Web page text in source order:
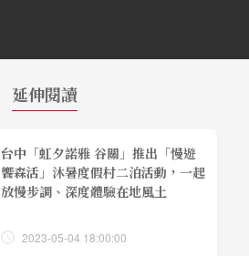
延伸閱讀
台中「虹夕諾雅 谷關」推出「慢遊
饗森活」沐暑度假村二泊活動，一起
放慢步調、深度體驗在地風土
2023-05-04 18:00:00